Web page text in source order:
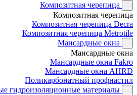
Композитная черепица
Композитная черепица
Композитная черепица Decra
Композитная черепица Metrotile
Мансардные окна
Мансардные окна
Мансардные окна Fakro
Мансардные окна AHRD
Поликарбонатный профнастил
гидроизоляционные материалы